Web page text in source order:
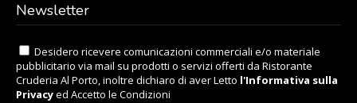
Newsletter
Desidero ricevere comunicazioni commerciali e/o materiale
pubblicitario via mail su prodotti o servizi offerti da Ristorante
Cruderia Al Porto, inoltre dichiaro di aver Letto l'Informativa sulla
Privacyed Accetto le Condizioni